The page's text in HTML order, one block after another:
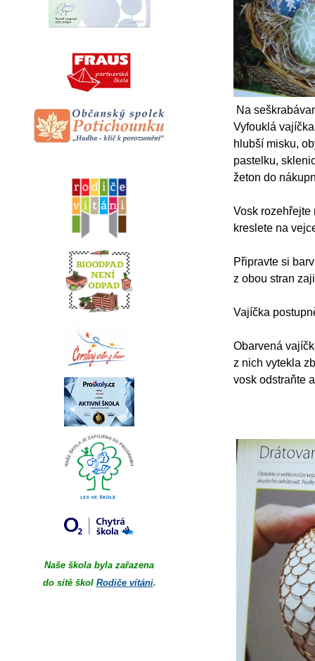
Naše škola byla zařazena
do sítě škol Rodiče vítáni.
Na
Vyfouklá
hlubší misku,
pastelku,
žeton do
Vosk
kreslete na
Připravte si
z obou stran
Vajíčka
Obarvená
z nich vytekla
vosk odstraňte